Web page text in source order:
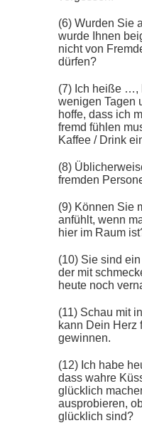
(6) Wurden Sie
wurde Ihnen
nicht von
dürfen?
(7) Ich heiße
wenigen Tagen
hoffe, dass ich
fremd fühlen
Kaffee / Drink
(8)
fremden
(9) Können Sie
anfühlt, wenn
hier im Raum
(10) Sie sind
der mit
heute noch
(11) Schau mit
kann Dein Herz
gewinnen.
(12) Ich habe
dass wahre
glücklich
ausprobieren,
glücklich sind?